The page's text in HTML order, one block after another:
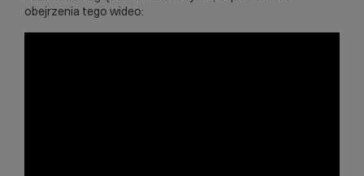
obejrzenia tego wideo: